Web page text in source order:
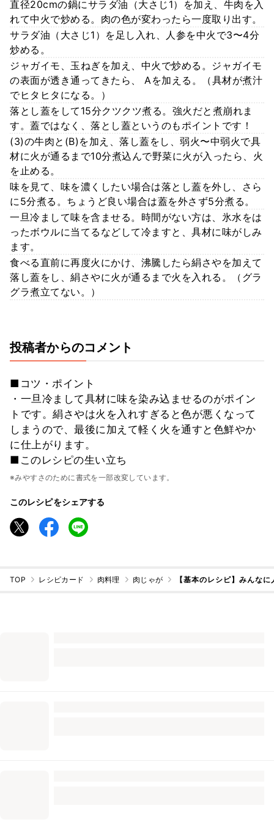
直径20cmの鍋にサラダ油（大さじ1）を加え、牛肉を入
れて中火で炒める。肉の色が変わったら一度取り出す。
サラダ油（大さじ1）を足し入れ、人参を中火で3〜4分
炒める。
ジャガイモ、玉ねぎを加え、中火で炒める。ジャガイモ
の表面が透き通ってきたら、 Aを加える。（具材が煮汁
でヒタヒタになる。）
落とし蓋をして15分クツクツ煮る。強火だと煮崩れま
す。蓋ではなく、落とし蓋というのもポイントです！
(3)の牛肉と(B)を加え、落し蓋をし、弱火〜中弱火で具
材に火が通るまで10分煮込んで野菜に火が入ったら、火
を止める。
味を見て、味を濃くしたい場合は落とし蓋を外し、さら
に5分煮る。ちょうど良い場合は蓋を外さず5分煮る。
一旦冷まして味を含ませる。時間がない方は、氷水をは
ったボウルに当てるなどして冷ますと、具材に味がしみ
ます。
食べる直前に再度火にかけ、沸騰したら絹さやを加えて
落し蓋をし、絹さやに火が通るまで火を入れる。（グラ
グラ煮立てない。）
投稿者からのコメント
■コツ・ポイント
・一旦冷まして具材に味を染み込ませるのがポイン
トです。絹さやは火を入れすぎると色が悪くなって
しまうので、最後に加えて軽く火を通すと色鮮やか
に仕上がります。
■このレシピの生い立ち
※みやすさのために書式を一部改変しています。
このレシピをシェアする
TOP レシピカード 肉料理 肉じゃが 【基本のレシピ】みんな